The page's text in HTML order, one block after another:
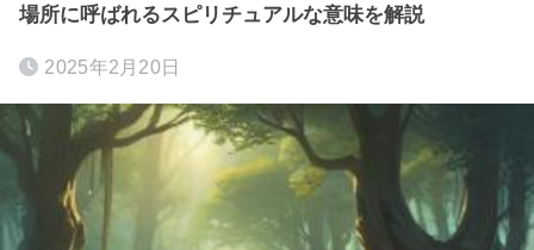
場所に呼ばれるスピリチュアルな意味を解説
2025年2月20日